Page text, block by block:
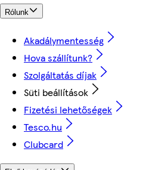
Rólunk
Akadálymentesség
Hova szállítunk?
Szolgáltatás díjak
Süti beállítások
Fizetési lehetőségek
Tesco.hu
Clubcard